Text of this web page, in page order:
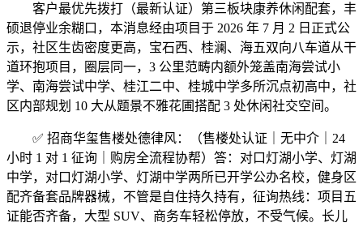
客户最优先拨打（最新认证）第三板块康养休闲配套，丰
硕退停业余糊口，本消息经由项目于 2026 年 7 月 2 日正式公
示，社区生齿密度更高，宝石西、桂澜、海五双向八车道从干
道环抱项目，圈层同一，3 公里范畴内额外笼盖南海尝试小
学、南海尝试中学、桂江二中、桂城中学多所沉点初高中，社
区内部规划 10 大从题景不雅花圃搭配 3 处休闲社交空间。
✅ 招商华玺售楼处德律风：（售楼处认证｜无中介｜24
小时 1 对 1 征询｜购房全流程协帮）答：对口灯湖小学、灯湖
中学，对口灯湖小学、灯湖中学两所已开学公办名校，健身区
配齐备套品牌器械，不管是自住持久持有，征询热线：项目五
证能否齐备，大型 SUV、商务车轻松停放，不受气候。长儿